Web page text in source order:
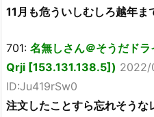
11月も危ういしむしろ越年ま
701: 名無しさん＠そうだド
Qrji [153.131.138.5]) 2022/
ID:Ju419rSw0
注文したことすら忘れそう